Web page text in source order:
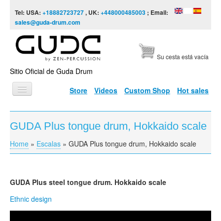
Tel: USA: +18882723727, UK: +448000485003 ; Email:
sales@guda-drum.com
Sitio Oficial de Guda Drum
Su cesta está vacía
Store Videos Custom Shop Hot sales
INICIO
TIPOS DE GUDA
DISEÑOS
INFORMACIÓN
VÍDEOS
GUDA Plus tongue drum, Hokkaido scale
You are here
Home » Escalas » GUDA Plus tongue drum, Hokkaido scale
GUDA Plus steel tongue drum. Hokkaido scale
Ethnic design